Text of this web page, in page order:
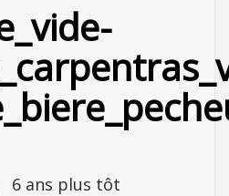
6 ans plus tôt